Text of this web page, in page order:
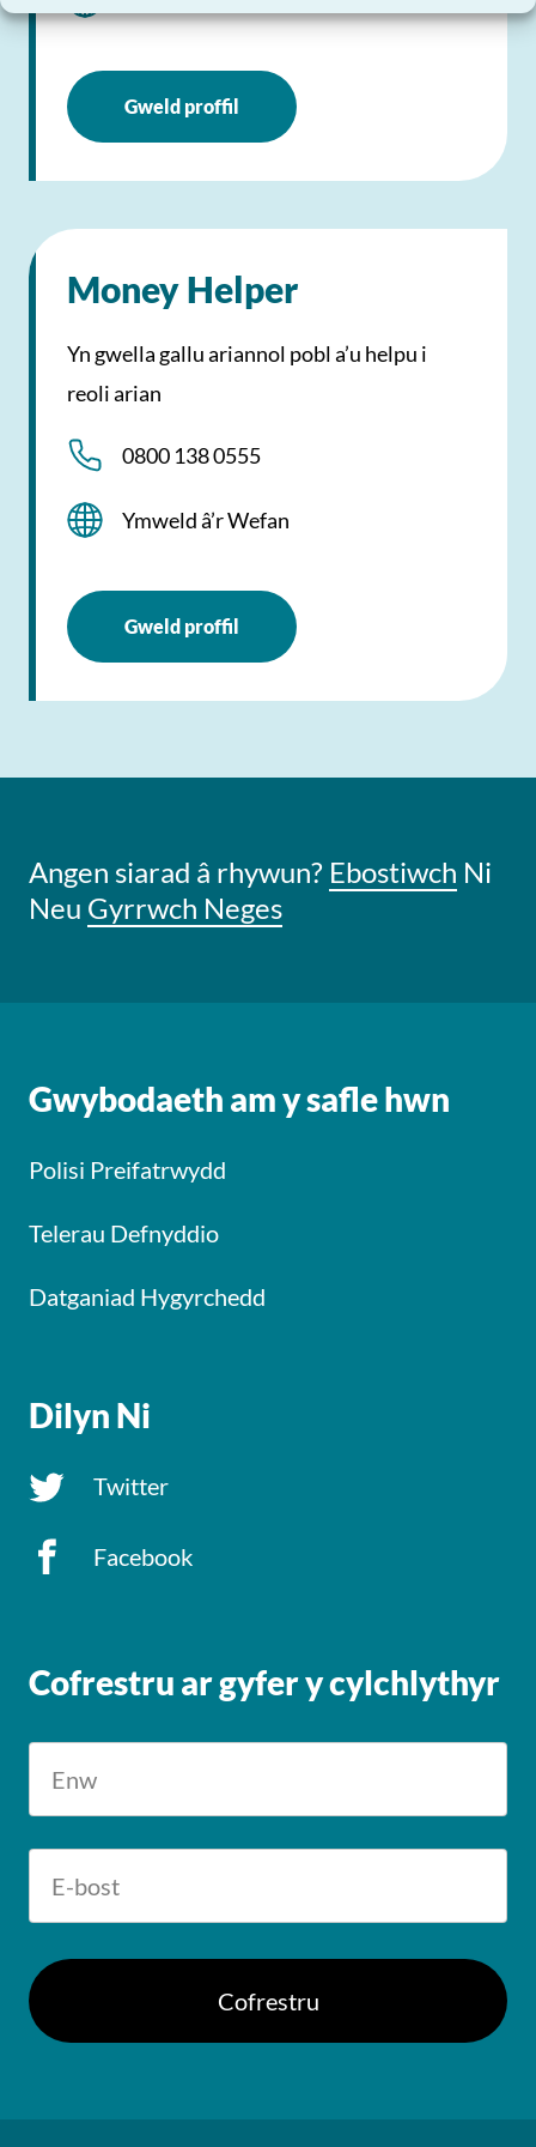
Gweld proffil
Money Helper
Yn gwella gallu ariannol pobl a’u helpu i
reoli arian
0800 138 0555
Ymweld â’r Wefan
Gweld proffil
Angen siarad â rhywun? Ebostiwch Ni
Neu Gyrrwch Neges
Gwybodaeth am y safle hwn
Polisi Preifatrwydd
Telerau Defnyddio
Datganiad Hygyrchedd
Dilyn Ni
Twitter
Facebook
Cofrestru ar gyfer y cylchlythyr